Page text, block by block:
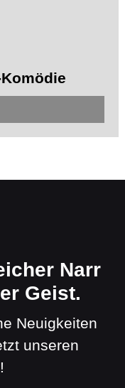
Narr
Geist.
Neuigkeiten
unseren